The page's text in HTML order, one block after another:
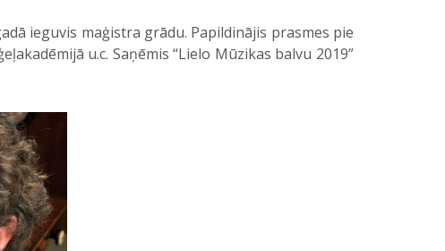
ieguvis maģistra grādu. Papildinājis prasmes pie
u.c. Saņēmis “Lielo Mūzikas balvu 2019”